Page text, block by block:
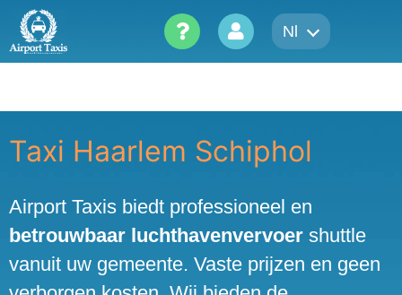
Skip
content
Nl
Taxi Haarlem Schiphol
Airport Taxis biedt professioneel en
betrouwbaar luchthavenvervoer shuttle
vanuit uw gemeente. Vaste prijzen en geen